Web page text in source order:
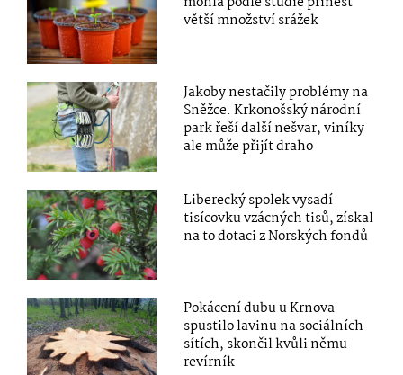
větší množství srážek
Jakoby nestačily problémy na
Sněžce. Krkonošský národní
park řeší další nešvar, viníky
ale může přijít draho
Liberecký spolek vysadí
tisícovku vzácných tisů, získal
na to dotaci z Norských fondů
Pokácení dubu u Krnova
spustilo lavinu na sociálních
sítích, skončil kvůli němu
revírník